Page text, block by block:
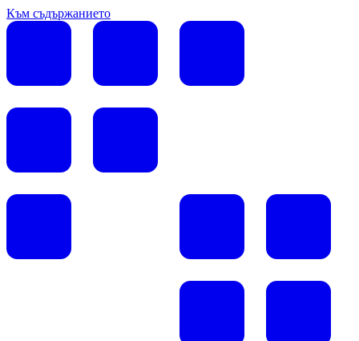
Към съдържанието